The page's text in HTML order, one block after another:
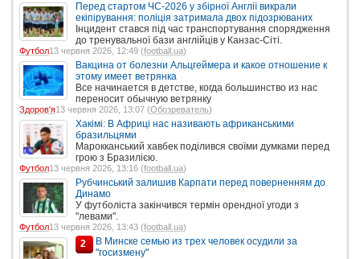
Перед стартом ЧС-2026 у збірної Англії викрали
екіпірування: поліція затримала двох підозрюваних
Інцидент стався під час транспортування спорядження
до тренувальної бази англійців у Канзас-Сіті.
Футбол13 червня 2026, 12:49 (football.ua)
Вакцина от болезни Альцгеймера и какое отношение к
этому имеет ветрянка
Все начинается в детстве, когда большинство из нас
переносит обычную ветрянку
Здоров'я13 червня 2026, 13:07 (Обозреватель)
Хакімі: В Африці нас називають африканськими
бразильцями
Марокканський хавбек поділився своїми думками перед
грою з Бразилією.
Футбол13 червня 2026, 13:16 (football.ua)
Рубчинський залишив Карпати перед поверненням до
Динамо
У футболіста закінчився термін орендної угоди з
"левами".
Футбол13 червня 2026, 13:43 (football.ua)
2
В Минске семью из трех человек осудили за
"госизмену"